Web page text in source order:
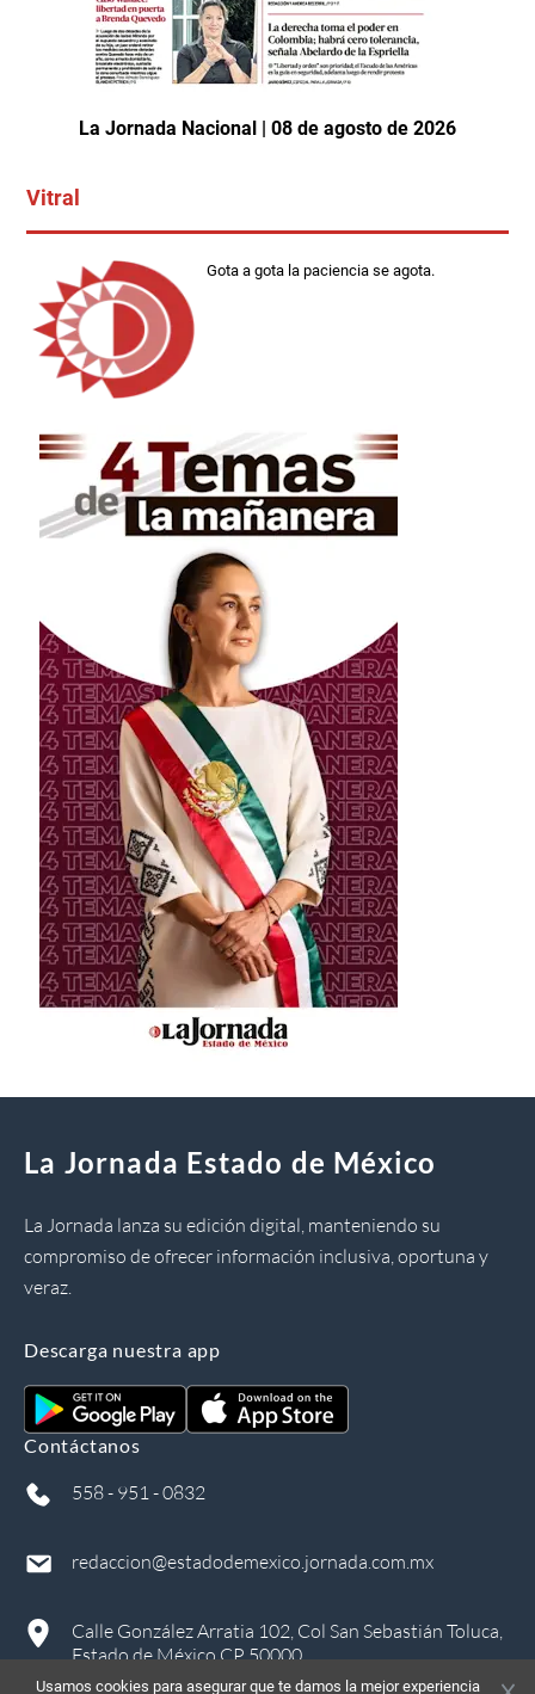
La Jornada Nacional | 08 de agosto de 2026
Vitral
Gota a gota la paciencia se agota.
La Jornada Estado de México
La Jornada lanza su edición digital, manteniendo su
compromiso de ofrecer información inclusiva, oportuna y
veraz.
Descarga nuestra app
Contáctanos
558 - 951 - 0832
redaccion@estadodemexico.jornada.com.mx
Calle González Arratia 102, Col San Sebastián Toluca,
Estado de México CP 50000
Usamos cookies para asegurar que te damos la mejor experiencia